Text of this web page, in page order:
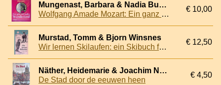
Mungenast, Barbara & Nadia Budde & Sigrid Laube
Wolfgang Amade Mozart: Ein ganz normales Wunderkind
€ 10,00
Murstad, Tomm & Bjorn Winsnes
Wir lernen Skilaufen: ein Skibuch für Kinder
€ 12,50
Näther, Heidemarie & Joachim Näther & Peter Albert
De Stad door de eeuwen heen
€ 4,50